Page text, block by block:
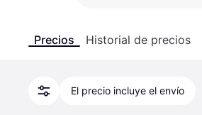
Precios Historial de precios
El precio incluye el envío